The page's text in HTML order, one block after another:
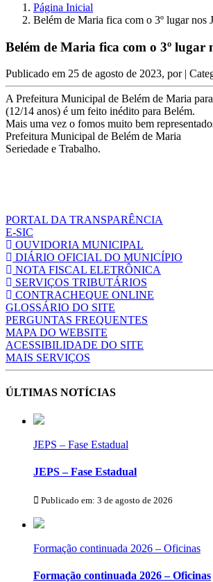
Página Inicial
Belém de Maria fica com o 3º lugar nos
Belém de Maria fica com o 3º lugar
Publicado em 25 de agosto de 2023, por |
A Prefeitura Municipal de Belém de Maria
(12/14 anos) é um feito inédito para Belém.
Mais uma vez o fomos muito bem
Prefeitura Municipal de Belém de Maria
Seriedade e Trabalho.
PORTAL DA TRANSPARÊNCIA
E-SIC
OUVIDORIA MUNICIPAL
DIÁRIO OFICIAL DO MUNICÍPIO
NOTA FISCAL ELETRÔNICA
SERVIÇOS TRIBUTÁRIOS
CONTRACHEQUE ONLINE
GLOSSÁRIO DO SITE
PERGUNTAS FREQUENTES
MAPA DO WEBSITE
ACESSIBILIDADE DO SITE
MAIS SERVIÇOS
ÚLTIMAS NOTÍCIAS
JEPS – Fase Estadual
JEPS – Fase Estadual
Publicado em: 3 de agosto de 2026
Formação continuada 2026 – Oficinas
Formação continuada 2026 – Oficinas